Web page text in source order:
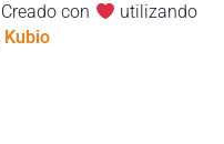
con
utilizando
Kubio